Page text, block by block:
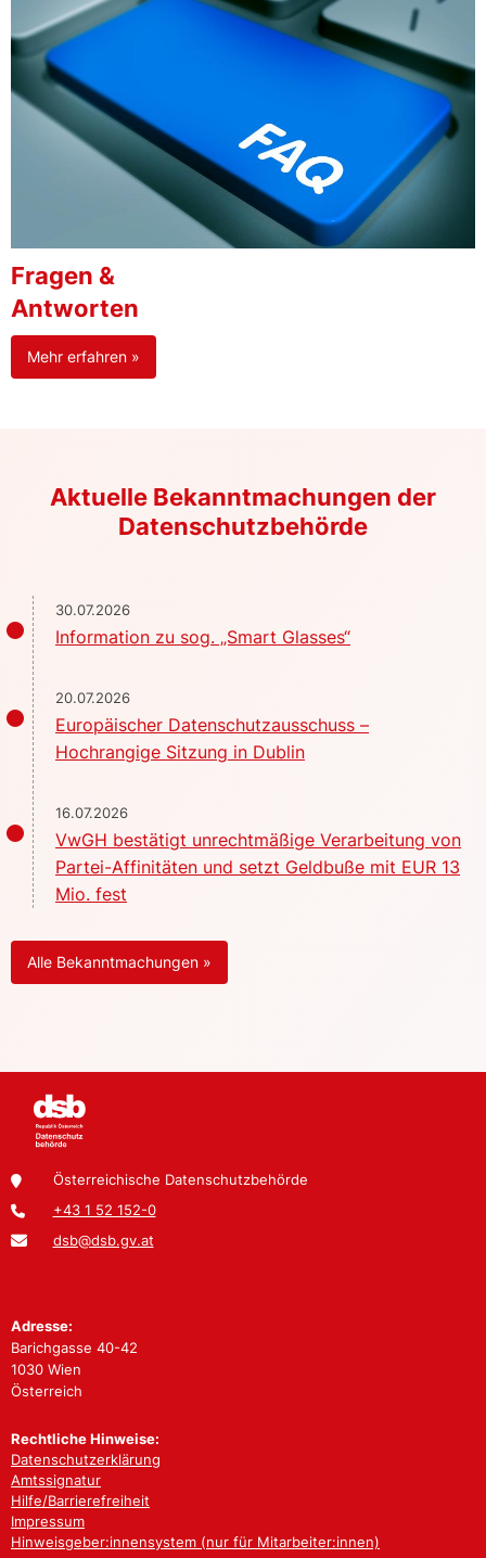
Fragen &
Antworten
Mehr erfahren »
Aktuelle Bekanntmachungen der
Datenschutzbehörde
30.07.2026
Information zu sog. „Smart Glasses“
20.07.2026
Europäischer Datenschutzausschuss –
Hochrangige Sitzung in Dublin
16.07.2026
VwGH bestätigt unrechtmäßige Verarbeitung von
Partei-Affinitäten und setzt Geldbuße mit EUR 13
Mio. fest
Alle Bekanntmachungen »
Österreichische Datenschutzbehörde
+43 1 52 152-0
dsb@dsb.gv.at
Adresse:
Barichgasse 40-42
1030 Wien
Österreich
Rechtliche Hinweise:
Datenschutzerklärung
Amtssignatur
Hilfe/Barrierefreiheit
Impressum
Hinweisgeber:innensystem (nur für Mitarbeiter:innen)